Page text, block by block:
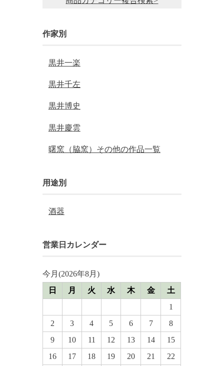
作家別
黒井一楽
黒井千左
黒井博史
黒井慶雲
曙窯（脇窯）その他の作品一覧
用途別
酒器
営業日カレンダー
今月(2026年8月)
日
月 火 水 木 金
土
1
2
3 4 5 6 7
8
9
10 11 12 13 14
15
16
17 18 19 20 21
22